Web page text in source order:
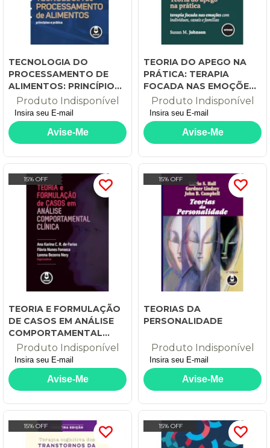
TECNOLOGIA DO
PROCESSAMENTO DE
ALIMENTOS: PRINCÍPIOS
E PRÁTICA
Produto Indisponível
TEORIA DO APEGO NA
PRÁTICA: TERAPIA
FOCADA NAS EMOÇÕES
COM INDIVÍDUOS,
CASAIS E FAMÍLIAS
Produto Indisponível
15% OFF
TEORIA E FORMULAÇÃO
DE CASOS EM ANÁLISE
COMPORTAMENTAL
CLÍNICA
Produto Indisponível
15% OFF
TEORIAS DA
PERSONALIDADE
Produto Indisponível
15% OFF 15% OFF